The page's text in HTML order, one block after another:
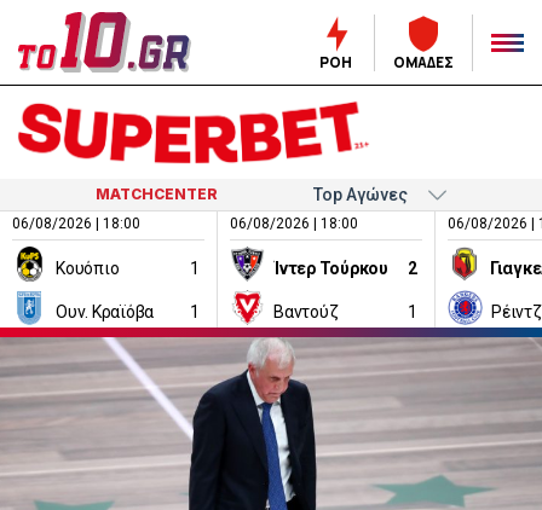
ΡΟΗ ΟΜΑΔΕΣ
MATCHCENTER
06/08/2026 | 18:00
Κουόπιο 1
Ουν. Κραϊόβα 1
06/08/2026 | 18:00
Ίντερ Τούρκου 2
Βαντούζ 1
06/08/2026 |